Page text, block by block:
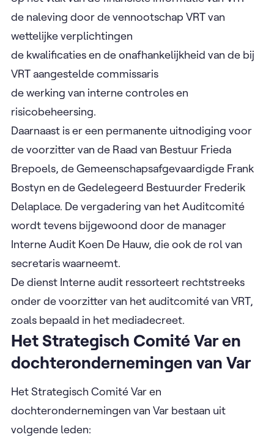
de naleving door de vennootschap VRT van
wettelijke verplichtingen
de kwalificaties en de onafhankelijkheid van de bij
VRT aangestelde commissaris
de werking van interne controles en
risicobeheersing.
Daarnaast is er een permanente uitnodiging voor
de voorzitter van de Raad van Bestuur Frieda
Brepoels, de Gemeenschapsafgevaardigde Frank
Bostyn en de Gedelegeerd Bestuurder Frederik
Delaplace. De vergadering van het Auditcomité
wordt tevens bijgewoond door de manager
Interne Audit Koen De Hauw, die ook de rol van
secretaris waarneemt.
De dienst Interne audit ressorteert rechtstreeks
onder de voorzitter van het auditcomité van VRT,
zoals bepaald in het mediadecreet.
Het Strategisch Comité Var en
dochterondernemingen van Var
Het Strategisch Comité Var en
dochterondernemingen van Var bestaan uit
volgende leden: